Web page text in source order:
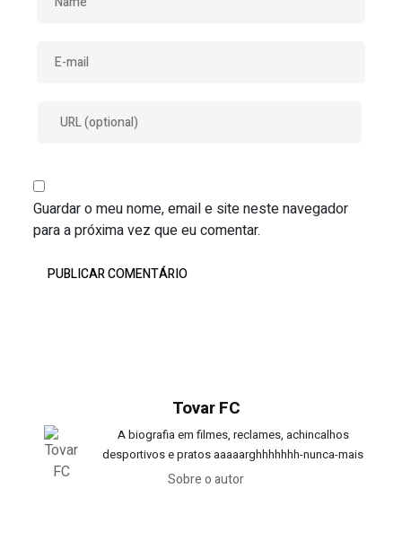
Guardar o meu nome, email e site neste navegador
para a próxima vez que eu comentar.
Tovar FC
A biografia em filmes, reclames, achincalhos
desportivos e pratos aaaaarghhhhhhh-nunca-mais
Sobre o autor